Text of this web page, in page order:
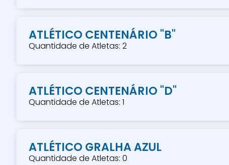
ATLÉTICO CENTENÁRIO "B"
Quantidade de Atletas: 2
ATLÉTICO CENTENÁRIO "D"
Quantidade de Atletas: 1
ATLÉTICO GRALHA AZUL
Quantidade de Atletas: 0